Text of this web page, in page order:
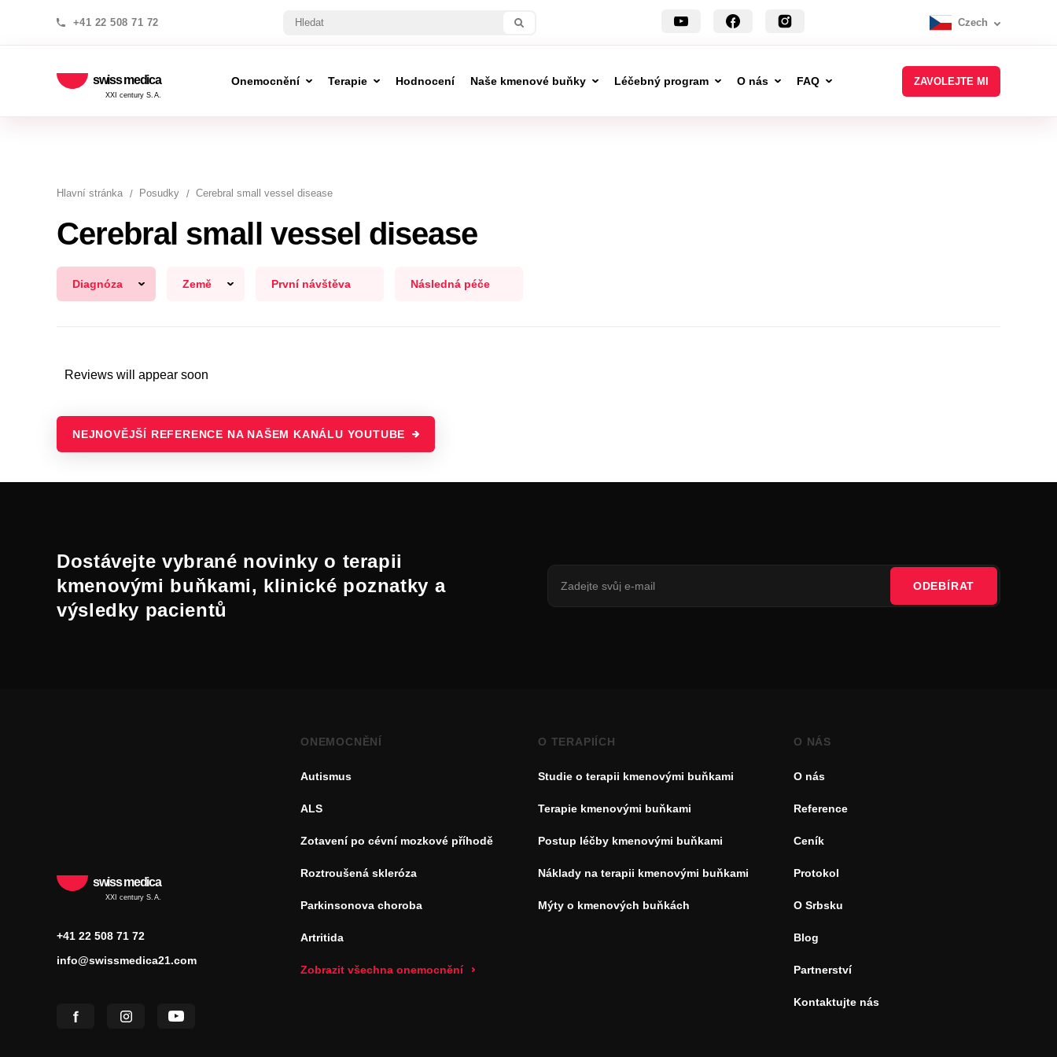
+41 22 508 71 72 Czech
swiss medica
XXI century S.A.
Onemocnění Terapie Hodnocení Naše kmenové buňky Léčebný program O nás FAQ ZAVOLEJTE MI
Hlavní stránka Posudky Cerebral small vessel disease
Cerebral small vessel disease
Diagnóza Země První návštěva Následná péče
Reviews will appear soon
NEJNOVĚJŠÍ REFERENCE NA NAŠEM KANÁLU YOUTUBE
Dostávejte vybrané novinky o terapii
kmenovými buňkami, klinické poznatky a
výsledky pacientů
ODEBÍRAT
swiss medica
XXI century S.A.
+41 22 508 71 72
info@swissmedica21.com
ONEMOCNĚNÍ
Autismus
ALS
Zotavení po cévní mozkové příhodě
Roztroušená skleróza
Parkinsonova choroba
Artritida
Zobrazit všechna onemocnění
O TERAPIÍCH
Studie o terapii kmenovými buňkami
Terapie kmenovými buňkami
Postup léčby kmenovými buňkami
Náklady na terapii kmenovými buňkami
Mýty o kmenových buňkách
O NÁS
O nás
Reference
Ceník
Protokol
O Srbsku
Blog
Partnerství
Kontaktujte nás